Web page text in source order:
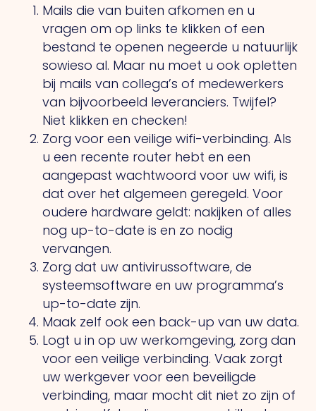
Mails die van buiten afkomen en u
vragen om op links te klikken of een
bestand te openen negeerde u natuurlijk
sowieso al. Maar nu moet u ook opletten
bij mails van collega’s of medewerkers
van bijvoorbeeld leveranciers. Twijfel?
Niet klikken en checken!
Zorg voor een veilige wifi-verbinding. Als
u een recente router hebt en een
aangepast wachtwoord voor uw wifi, is
dat over het algemeen geregeld. Voor
oudere hardware geldt: nakijken of alles
nog up-to-date is en zo nodig
vervangen.
Zorg dat uw antivirussoftware, de
systeemsoftware en uw programma’s
up-to-date zijn.
Maak zelf ook een back-up van uw data.
Logt u in op uw werkomgeving, zorg dan
voor een veilige verbinding. Vaak zorgt
uw werkgever voor een beveiligde
verbinding, maar mocht dit niet zo zijn of